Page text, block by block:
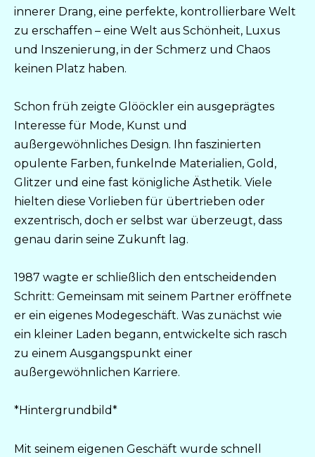
innerer Drang, eine perfekte, kontrollierbare Welt
zu erschaffen – eine Welt aus Schönheit, Luxus
und Inszenierung, in der Schmerz und Chaos
keinen Platz haben.
Schon früh zeigte Glööckler ein ausgeprägtes
Interesse für Mode, Kunst und
außergewöhnliches Design. Ihn faszinierten
opulente Farben, funkelnde Materialien, Gold,
Glitzer und eine fast königliche Ästhetik. Viele
hielten diese Vorlieben für übertrieben oder
exzentrisch, doch er selbst war überzeugt, dass
genau darin seine Zukunft lag.
1987 wagte er schließlich den entscheidenden
Schritt: Gemeinsam mit seinem Partner eröffnete
er ein eigenes Modegeschäft. Was zunächst wie
ein kleiner Laden begann, entwickelte sich rasch
zu einem Ausgangspunkt einer
außergewöhnlichen Karriere.
*Hintergrundbild*
Mit seinem eigenen Geschäft wurde schnell